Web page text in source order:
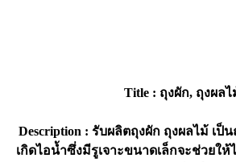
Title : ถุงผัก, ถุงผลไ
Description : รับผลิตถุงผัก ถุงผลไม้ เป็
เกิดไอน้ำซึ่งมีรูเจาะขนาดเล็กจะช่วยให้